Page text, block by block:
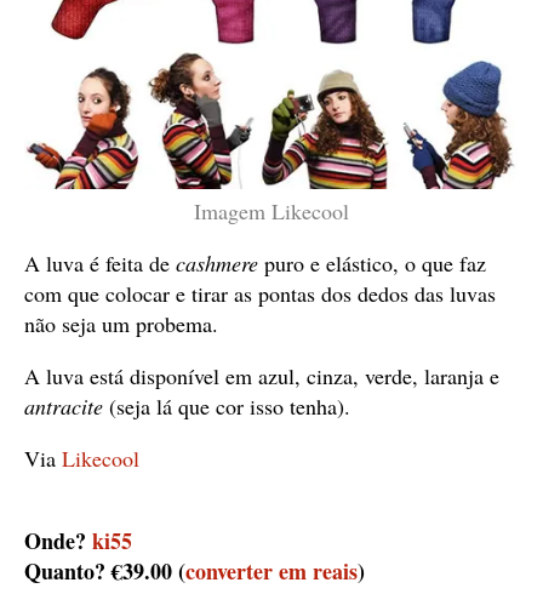
Imagem Likecool
A luva é feita de cashmere puro e elástico, o que faz
com que colocar e tirar as pontas dos dedos das luvas
não seja um probema.
A luva está disponível em azul, cinza, verde, laranja e
antracite (seja lá que cor isso tenha).
Via Likecool
Onde? ki55
Quanto?€39.00 (converter em reais)